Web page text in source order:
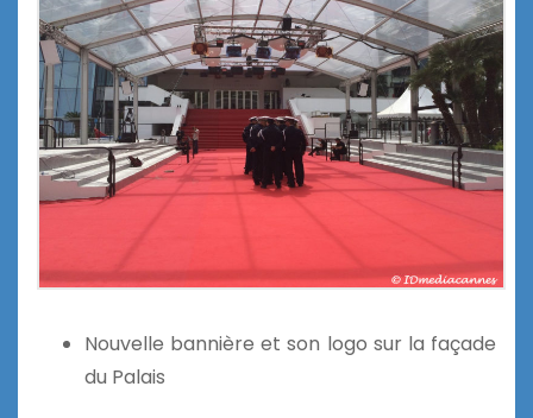
Nouvelle bannière et son logo sur la façade
du Palais